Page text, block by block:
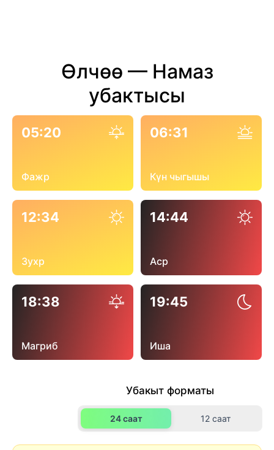
Өлчөө — Намаз
убактысы
05:20
Фажр
06:31
Күн чыгышы
12:34
Зухр
14:44
Аср
18:38
Магриб
19:45
Иша
Убакыт форматы
24 саат 12 саат